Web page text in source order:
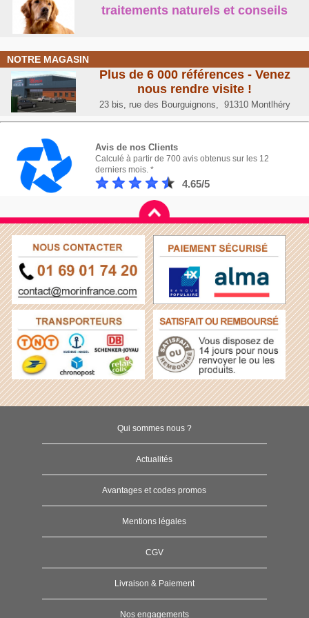
également sélectionné des shampooings et autres soins entièrement
naturels. Vermifuges et traitement antiparasites sont également déclinés
dans une gamme bio. Pour l’entretien des locaux d’élevage, nous
proposons une gamme entière de produits d’entretien bio. Un chien sain
naturels pour chien
traitements naturels et conseils
NOTRE MAGASIN
Plus de 6 000 références - Venez
nous rendre visite !
23 bis, rue des Bourguignons, 91310 Montlhéry
Avis de nos Clients
Calculé à partir de 700 avis obtenus sur les 12
derniers mois. *
4.65/5
Qui sommes nous ?
Actualités
Avantages et codes promos
Mentions légales
CGV
Livraison & Paiement
Nos engagements